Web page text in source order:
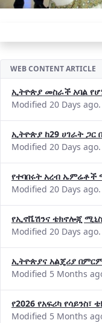
WEB CONTENT ARTICLE
ኢትዮጵያ መስራች አባል
Modified 20 Days ago.
ኢትዮጵያ ከ29 ሀገራት ጋር
Modified 20 Days ago.
የተባበሩት አረብ ኤምሬቶች
Modified 20 Days ago.
የኢኖቬሽንና ቴክኖሎጂ
Modified 20 Days ago.
ኢትዮጵያና አልጄሪያ
Modified 5 Months
የ2026 የአፍሪካ
Modified 5 Months